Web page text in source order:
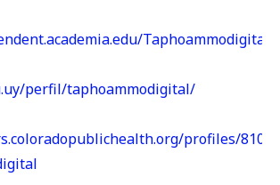
Taphoammodigital
perfil/taphoammodigital/
profiles/